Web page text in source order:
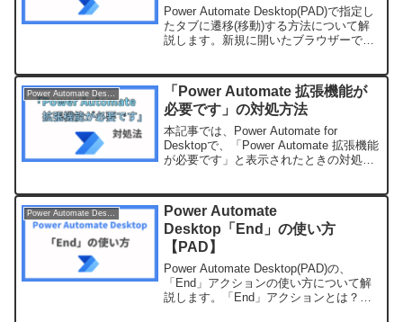
Power Automate Desktop(PAD)で指定し
たタブに遷移(移動)する方法について解
説します。新規に開いたブラウザーで、
アクションを使います。追加するア...
「Power Automate 拡張機能が
必要です」の対処方法
本記事では、Power Automate for
Desktopで、「Power Automate 拡張機能
が必要です」と表示されたときの対処方
Power Automate Desktop
Power Automate
Desktop「End」の使い方
【PAD】
Power Automate Desktop(PAD)の、
「End」アクションの使い方について解
説します。「End」アクションとは？